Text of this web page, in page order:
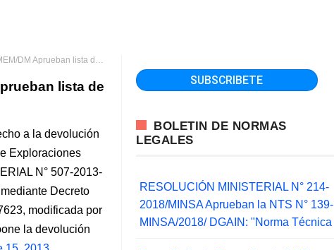
bienes y servicios cuya adquisición
lista de
a la devolución
Exploraciones
N° 507-2013-
Decreto
modificada por
la devolución
BOLETIN DE NORMAS
LEGALES
RESOLUCIÓN MINISTERIAL N° 214-
2018/MINSA Aprueban la NTS N° 139-
MINSA/2018/ DGAIN: "Norma Técnica